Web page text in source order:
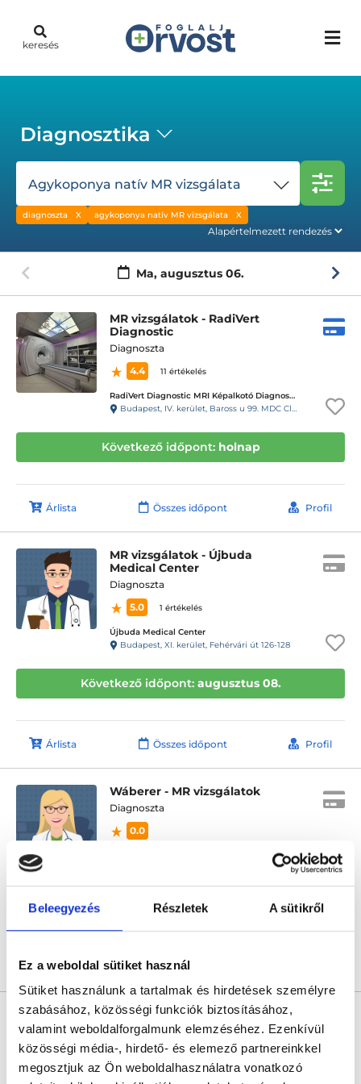
Beleegyezés Részletek A sütikről
Ez a weboldal sütiket használ
Sütiket használunk a tartalmak és hirdetések személyre
szabásához, közösségi funkciók biztosításához,
valamint weboldalforgalmunk elemzéséhez. Ezenkívül
közösségi média-, hirdető- és elemező partnereinkkel
megosztjuk az Ön weboldalhasználatra vonatkozó
keresés
Diagnosztika
Agykoponya natív MR vizsgálata
diagnoszta agykoponya natív MR vizsgálata
Ma, augusztus 06.
MR vizsgálatok - RadiVert
Diagnostic
Diagnoszta
4.4
11 értékelés
RadiVert Diagnostic MRI Képalkotó Diagnosztikai Központ
Budapest, IV. kerület, Baross u 99. MDC Clinic Egészségügyi és Diagnosztikai Center
Következő időpont: holnap
Árlista Összes időpont Profil
MR vizsgálatok - Újbuda
Medical Center
Diagnoszta
5.0
1 értékelés
Újbuda Medical Center
Budapest, XI. kerület, Fehérvári út 126-128
Következő időpont: augusztus 08.
Árlista Összes időpont Profil
Wáberer - MR vizsgálatok
Diagnoszta
0.0
Budapest, XII. kerület, Alkotás utca 55-61. Hillside
Következő időpont:augusztus 14.
Árlista Összes időpont
* Szakorvos jelölt (rezidens): általános orvosi oklevéllel rendelkező
orvos, aki jogszabályok szerinti szakorvosi szakképesítés
megszerzésére irányuló képzésben vesz részt. Ezen orvosok által
önállóan nem végezhető szakmai tevékenységért teljes
felelősséggel tartozik és azt közvetlenül felügyeli az egészségügyi
szolgáltató szakorvosa az első részvizsgáig, utána pedig a